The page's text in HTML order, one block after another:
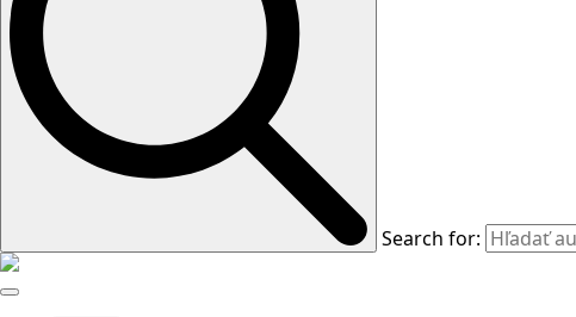
Search for: